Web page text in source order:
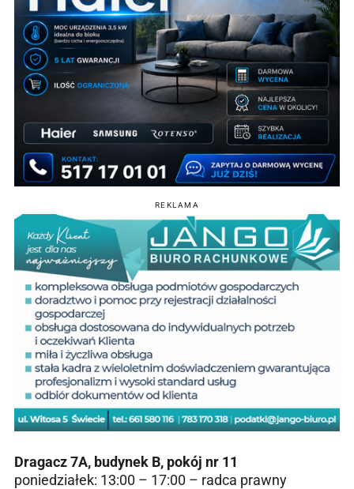
REKLAMA
Dragacz 7A, budynek B, pokój nr 11
poniedziałek: 13:00 – 17:00 – radca prawny